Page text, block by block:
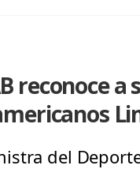
reconoce
del